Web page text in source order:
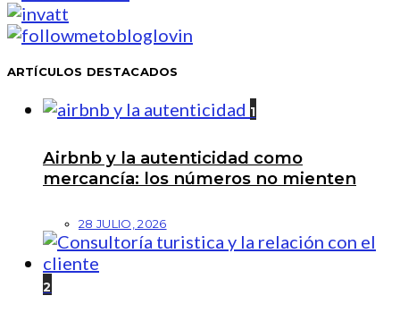
ARTÍCULOS DESTACADOS
1
Airbnb y la autenticidad como
mercancía: los números no mienten
28 JULIO, 2026
2